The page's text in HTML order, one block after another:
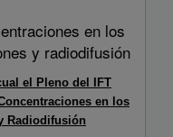
en los
y radiodifusión
el Pleno del IFT
en los
Radiodifusión